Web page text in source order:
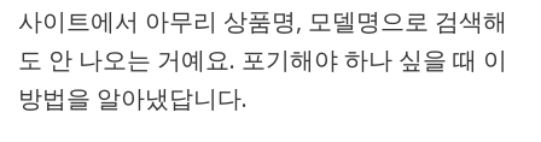
사이트에서 아무리 상품명, 모델명으로 검색해
도 안 나오는 거예요. 포기해야 하나 싶을 때 이
방법을 알아냈답니다.